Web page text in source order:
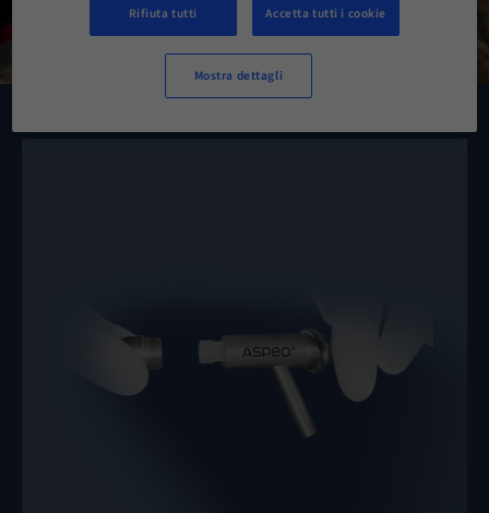
Rifiuta tutti Accetta tutti i cookie
Mostra dettagli